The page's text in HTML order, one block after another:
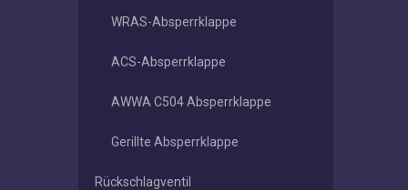
WRAS-Absperrklappe
ACS-Absperrklappe
AWWA C504 Absperrklappe
Gerillte Absperrklappe
Rückschlagventil